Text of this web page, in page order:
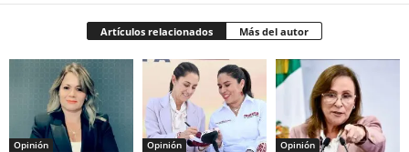
Artículos relacionados Más del autor
Opinión Opinión Opinión